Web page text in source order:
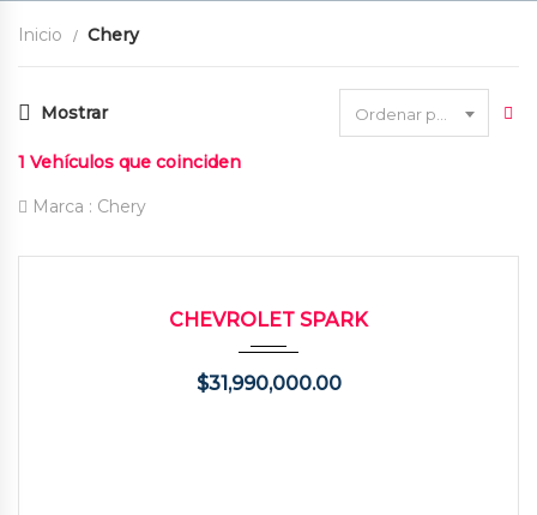
Inicio Chery
Mostrar
1 Vehículos que coinciden
Marca : Chery
CHEVROLET SPARK
$31,990,000.00